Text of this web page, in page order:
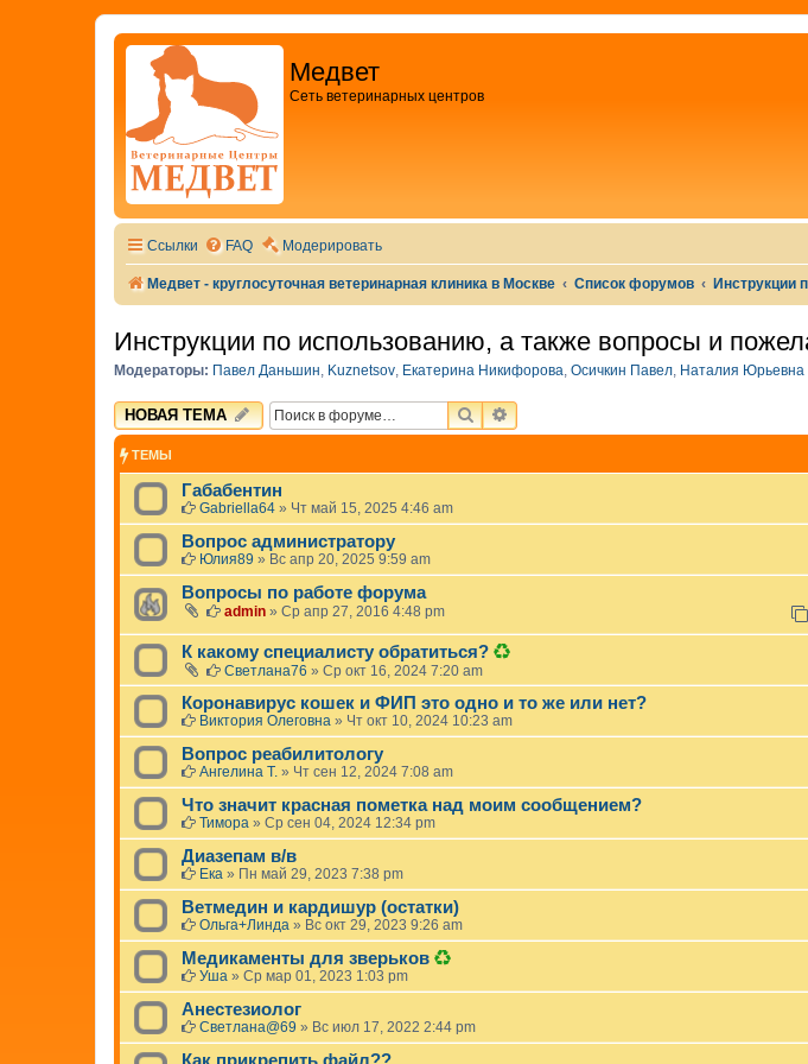
Медвет
Сеть ветеринарных центров
Ссылки FAQ Модерировать
Медвет - круглосуточная ветеринарная клиника в Москве Список форумов Инструкции
Инструкции по использованию, а также вопросы и
Модераторы: Павел Даньшин, Kuznetsov, Екатерина Никифорова, Осичкин Павел, Наталия Юрьевна
НОВАЯ ТЕМА ПОИСКРАСШИРЕННЫЙ ПОИСК
ТЕМЫ
Габабентин
Gabriella64 » Чт май 15, 2025 4:46 am
Вопрос администратору
Юлия89 » Вс апр 20, 2025 9:59 am
Вопросы по работе форума
admin » Ср апр 27, 2016 4:48 pm
К какому специалисту обратиться?
н
н
я
м
а
б
Светлана76 » Ср окт 16, 2024 7:20 am
Коронавирус кошек и ФИП это одно и то же или нет?
Виктория Олеговна » Чт окт 10, 2024 10:23 am
Вопрос реабилитологу
Ангелина Т. » Чт сен 12, 2024 7:08 am
Что значит красная пометка над моим сообщением?
Тимора » Ср сен 04, 2024 12:34 pm
Диазепам в/в
Ека » Пн май 29, 2023 7:38 pm
Ветмедин и кардишур (остатки)
Ольга+Линда » Вс окт 29, 2023 9:26 am
Медикаменты для зверьков
н
а
я
Уша » Ср мар 01, 2023 1:03 pm
Анестезиолог
Светлана@69 » Вс июл 17, 2022 2:44 pm